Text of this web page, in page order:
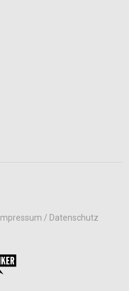
Impressum / Datenschutz